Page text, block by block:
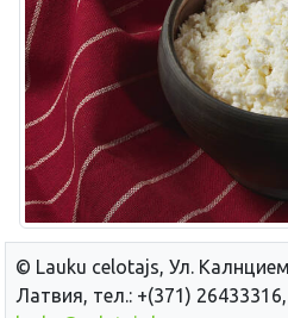
© Lauku сelotajs, Ул.
Латвия, тел.: +(371)